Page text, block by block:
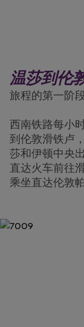
温莎到伦
旅程的第一阶
西南铁路每小
到伦敦滑铁卢
莎和伊顿中央
直达火车前往
乘坐直达伦敦